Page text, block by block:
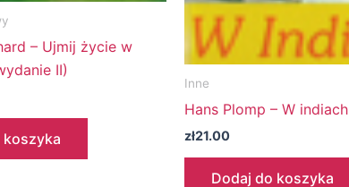
– Ujmij życie w
II)
koszyka
Inne
Hans Plomp – W indiach
zł21.00
Dodaj do koszyka